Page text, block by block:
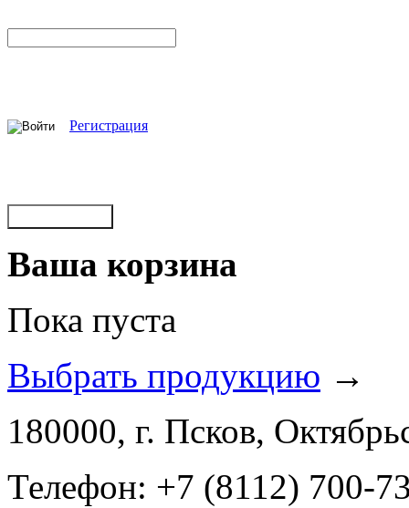
Регистрация
Ваша корзина
Пока пуста
Выбрать продукцию →
180000, г. Псков,
Телефон: +7 (8112) 700-